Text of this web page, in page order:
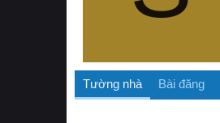
Tường nhà Bài đăng